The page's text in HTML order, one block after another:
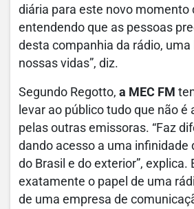
diária para este novo momento
entendendo que as pessoas
desta companhia da rádio, uma
nossas vidas”, diz.
Segundo Regotto, a MEC FM
levar ao público tudo que não é
pelas outras emissoras. “Faz
dando acesso a uma infinidade
do Brasil e do exterior”, explica.
exatamente o papel de uma
de uma empresa de